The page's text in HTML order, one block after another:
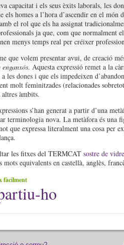
capacitat i els seus èxits laborals, les
els homes a l’hora d’ascendir en el món
el rol que els ha assignat
ja que, com que normalment
menys temps real per créixer
que volem presentar avui, de creació
. Aquesta expressió remet a la
les dones i que els impedeixen
molt feminitzades (relacionades
àmbits.
s’han generat a partir d’una
terminologia nova. La metàfora és una
que expressa literalment una cosa per
les fitxes del TERMCAT sostre de vidre
equivalents en castellà, anglès,
fàcilment
ho